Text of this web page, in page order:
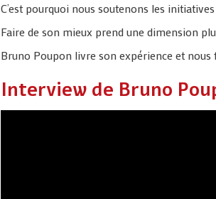
C’est pourquoi nous soutenons les
Faire de son mieux prend une dimension
Bruno Poupon livre son expérience et
Interview de Bruno